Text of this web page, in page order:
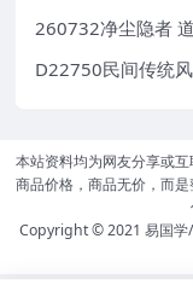
260732净尘隐者
D22750民间传统
本站资料均为网友分享或
商品价格，商品无价，而
Copyright © 2021 易国学